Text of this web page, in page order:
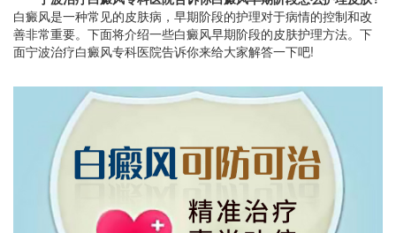
白癜风是一种常见的皮肤病，早期阶段的护理对于病情的控制和改
善非常重要。下面将介绍一些白癜风早期阶段的皮肤护理方法。下
面宁波治疗白癜风专科医院告诉你来给大家解答一下吧!